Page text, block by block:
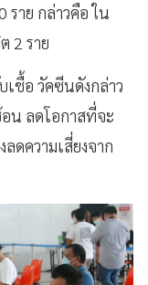
ราย กล่าวคือ ใน
2 ราย
เชื้อ วัคซีนดังกล่าว
น ลดโอกาสที่จะ
ดความเสี่ยงจาก